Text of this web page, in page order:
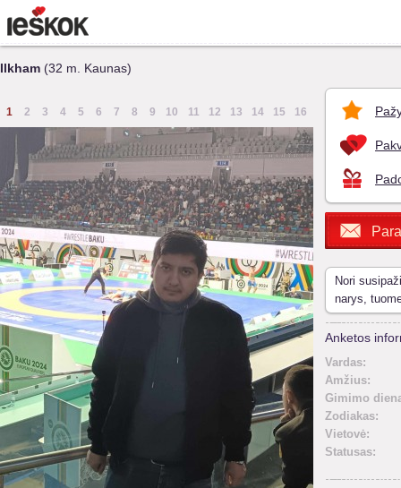
Ilkham (32 m. Kaunas)
1 2 3 4 5 6 7 8 9 10 11 12 13 14 15 16
Nori
narys,
Anketos
Vardas:
Amžius:
Gimimo
Zodiakas:
Vietovė:
Statusas: